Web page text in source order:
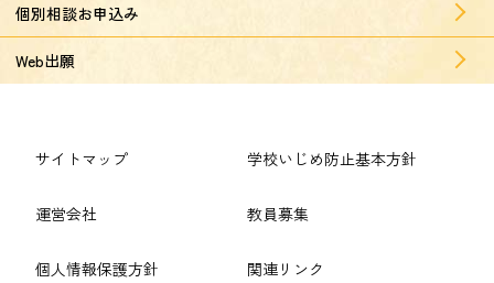
個別相談お申込み
Web出願
サイトマップ
運営会社
個人情報保護方針
学校いじめ防止基本方針
教員募集
関連リンク